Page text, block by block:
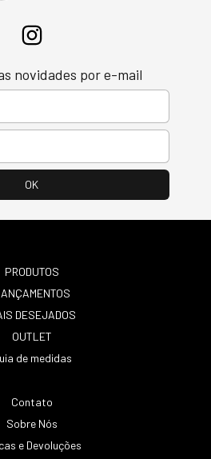
novidades por e-mail
PRODUTOS
DESEJADOS
OUTLET
de medidas
Contato
Sobre Nós
e Devoluções